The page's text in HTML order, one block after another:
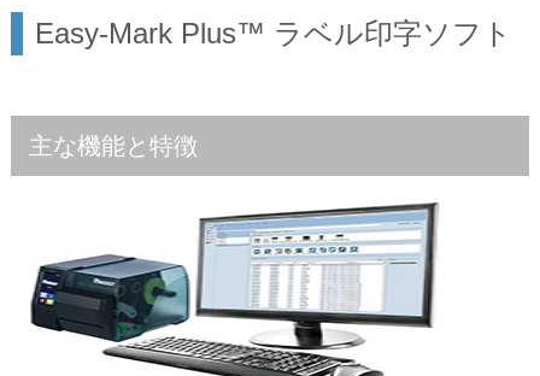
Easy-Mark Plus™ ラベル印字ソフト
主な機能と特徴